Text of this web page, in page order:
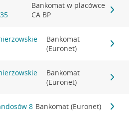
Bankomat w placówce
CA BP
Bankomat
(Euronet)
Bankomat
(Euronet)
8 Bankomat (Euronet)